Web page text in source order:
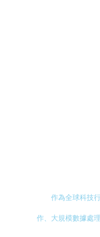
作為全球科技
作、大規模數據處